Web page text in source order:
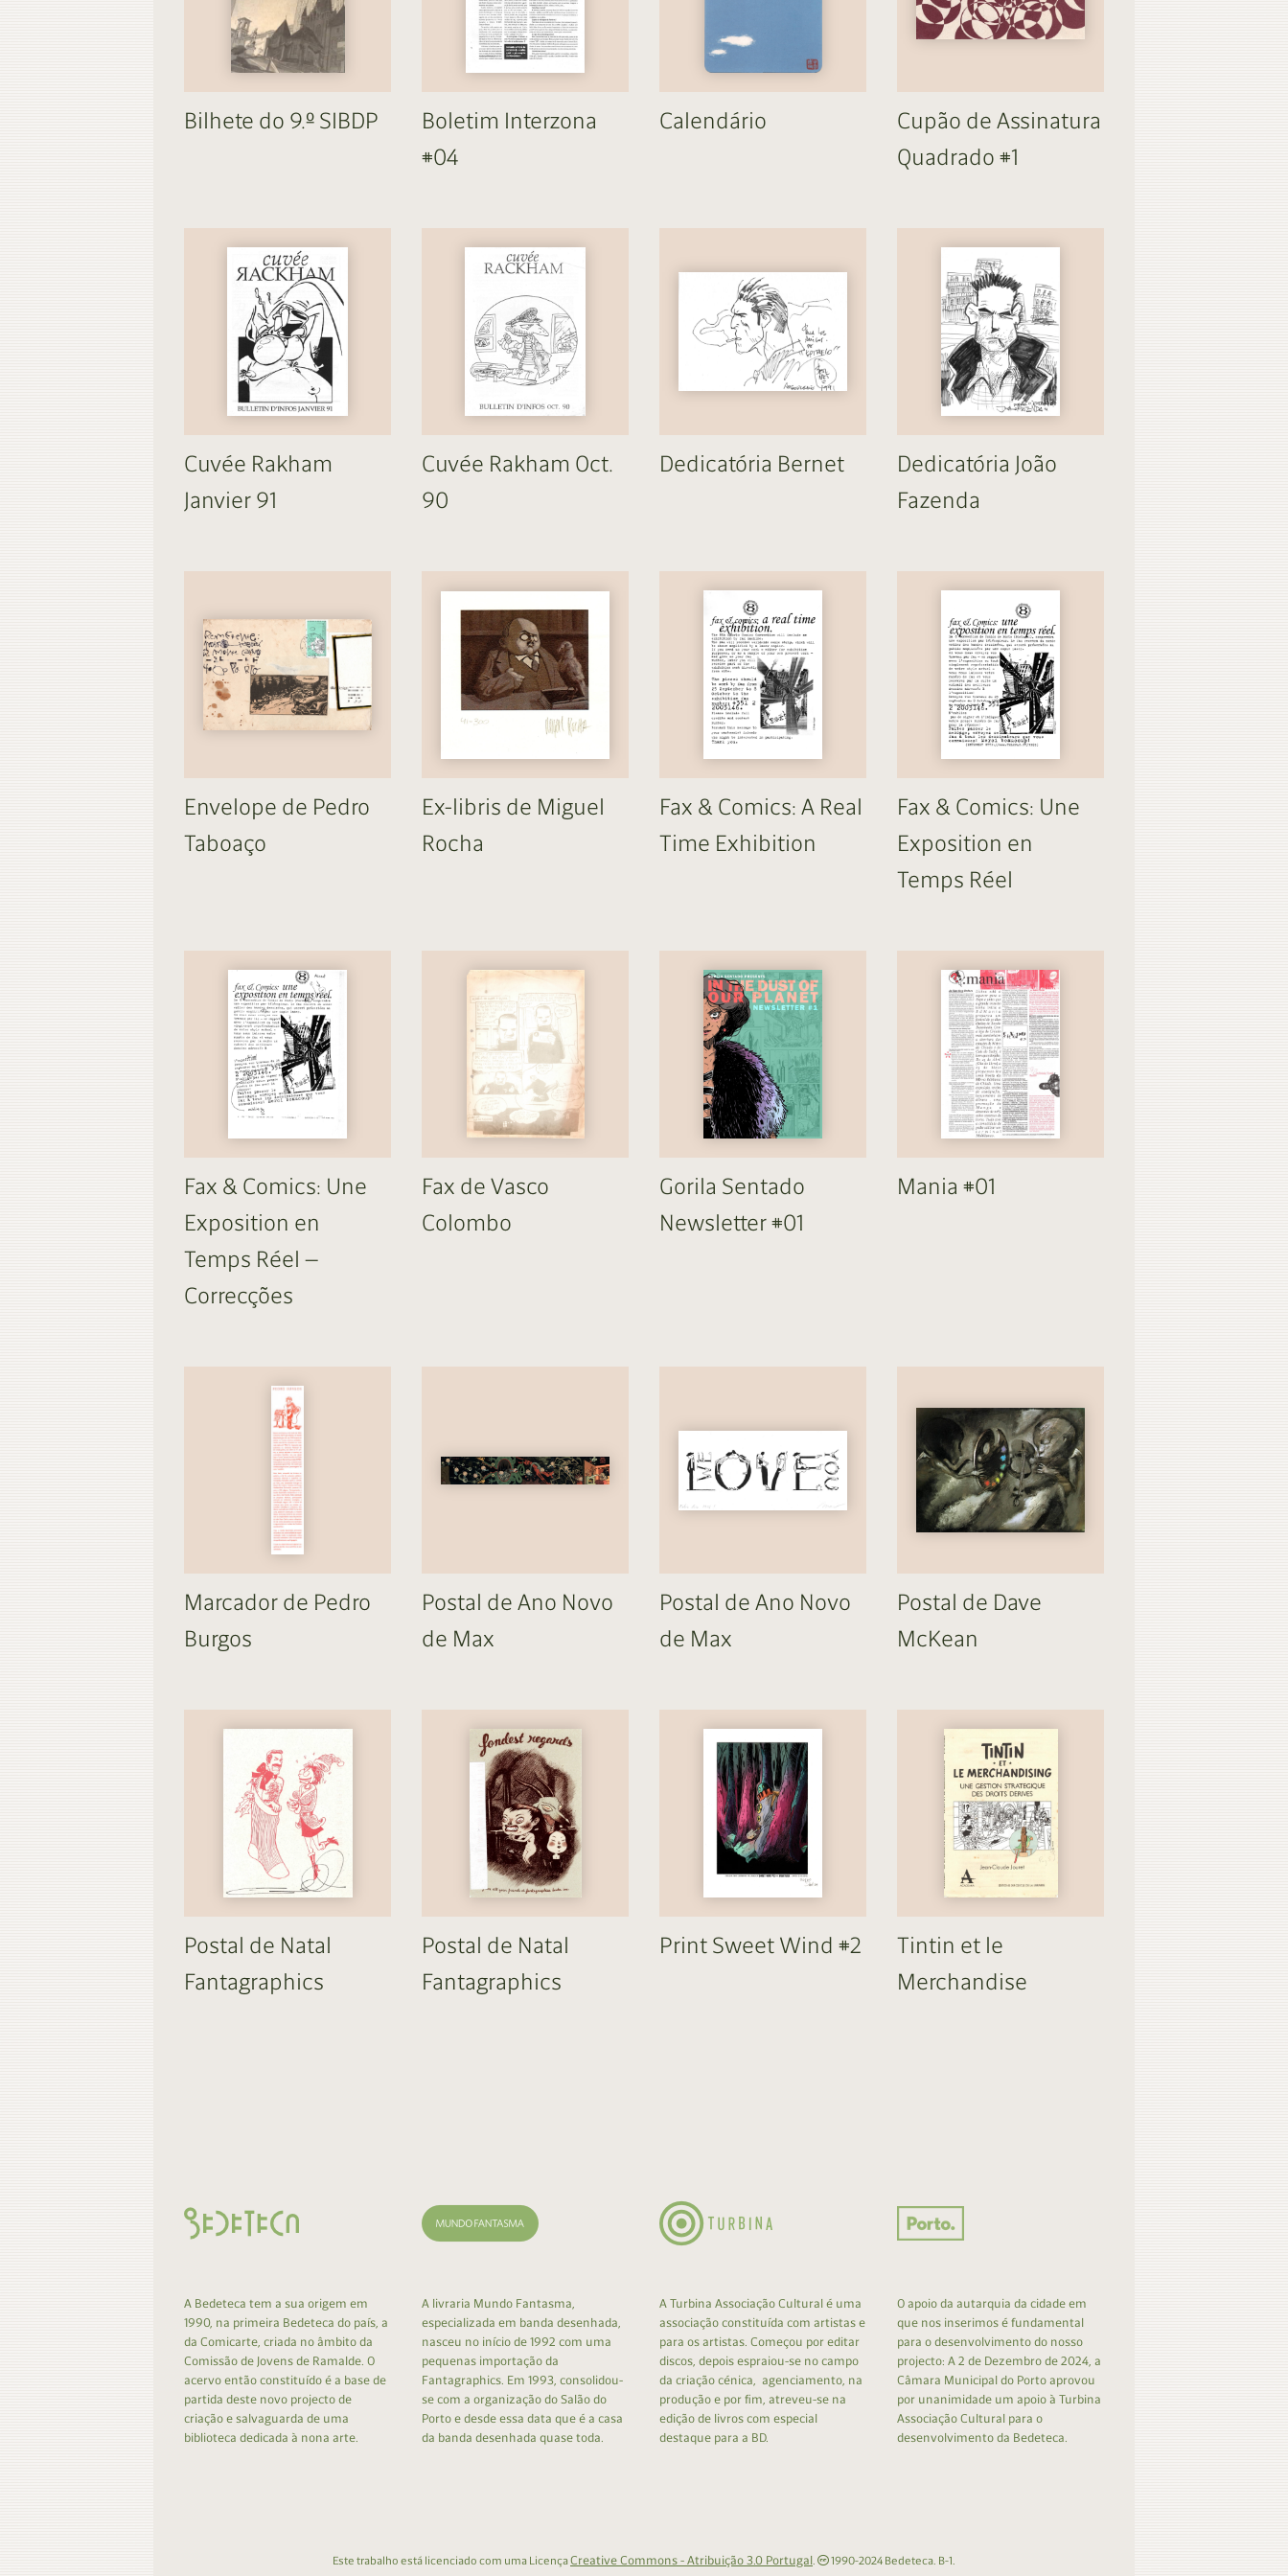
Contacto Documentos
Doação de Edições
Bilhete do 9.º SIBDP
Boletim Interzona
#04
Calendário
Cupão de Assinatura
Quadrado #1
Cuvée Rakham
Janvier 91
Cuvée Rakham Oct.
90
Dedicatória Bernet
Dedicatória João
Fazenda
Envelope de Pedro
Taboaço
Ex-libris de Miguel
Rocha
Fax & Comics: A Real
Time Exhibition
Fax & Comics: Une
Exposition en
Temps Réel
Fax & Comics: Une
Exposition en
Temps Réel —
Correcções
Fax de Vasco
Colombo
Gorila Sentado
Newsletter #01
Mania #01
Marcador de Pedro
Burgos
Postal de Ano Novo
de Max
Postal de Ano Novo
de Max
Postal de Dave
McKean
Postal de Natal
Fantagraphics
Postal de Natal
Fantagraphics
Print Sweet Wind #2
Tintin et le
Merchandise
A Bedeteca tem a sua origem em
1990, na primeira Bedeteca do país, a
da Comicarte, criada no âmbito da
Comissão de Jovens de Ramalde. O
acervo então constituído é a base de
partida deste novo projecto de
criação e salvaguarda de uma
biblioteca dedicada à nona arte.
A livraria Mundo Fantasma,
especializada em banda desenhada,
nasceu no início de 1992 com uma
pequenas importação da
Fantagraphics. Em 1993, consolidou-
se com a organização do Salão do
Porto e desde essa data que é a casa
da banda desenhada quase toda.
A Turbina Associação Cultural é uma
associação constituída com artistas e
para os artistas. Começou por editar
discos, depois espraiou-se no campo
da criação cénica, agenciamento, na
produção e por fim, atreveu-se na
edição de livros com especial
destaque para a BD.
O apoio da autarquia da cidade em
que nos inserimos é fundamental
para o desenvolvimento do nosso
projecto: A 2 de Dezembro de 2024, a
Câmara Municipal do Porto aprovou
por unanimidade um apoio à Turbina
Associação Cultural para o
desenvolvimento da Bedeteca.
Este trabalho está licenciado com uma LicençaCreative Commons - Atribuição 3.0 Portugal. 1990-2024 Bedeteca. B-1.